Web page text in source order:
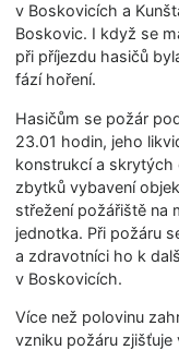
v Boskovicích a
Boskovic. I když se
při příjezdu hasičů
fází hoření.
Hasičům se požár
23.01 hodin, jeho
konstrukcí a skrytých
zbytků vybavení
střežení požářiště na
jednotka. Při požáru
a zdravotníci ho k
v Boskovicích.
Více než polovinu
vzniku požáru